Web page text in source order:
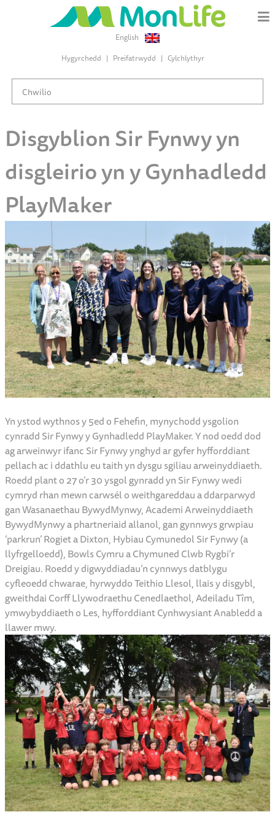
English
Hygyrchedd
Preifatrwydd Cylchlythyr
Disgyblion Sir Fynwy yn
disgleirio yn y Gynhadledd
PlayMaker
Yn ystod wythnos y 5ed o Fehefin, mynychodd ysgolion
cynradd Sir Fynwy y Gynhadledd PlayMaker. Y nod oedd dod
ag arweinwyr ifanc Sir Fynwy ynghyd ar gyfer hyfforddiant
pellach ac i ddathlu eu taith yn dysgu sgiliau arweinyddiaeth.
Roedd plant o 27 o’r 30 ysgol gynradd yn Sir Fynwy wedi
cymryd rhan mewn carwsél o weithgareddau a ddarparwyd
gan Wasanaethau BywydMynwy, Academi Arweinyddiaeth
BywydMynwy a phartneriaid allanol, gan gynnwys grwpiau
‘parkrun’ Rogiet a Dixton, Hybiau Cymunedol Sir Fynwy (a
llyfrgelloedd), Bowls Cymru a Chymuned Clwb Rygbi’r
Dreigiau. Roedd y digwyddiadau’n cynnwys datblygu
cyfleoedd chwarae, hyrwyddo Teithio Llesol, llais y disgybl,
gweithdai Corff Llywodraethu Cenedlaethol, Adeiladu Tîm,
ymwybyddiaeth o Les, hyfforddiant Cynhwysiant Anabledd a
llawer mwy.